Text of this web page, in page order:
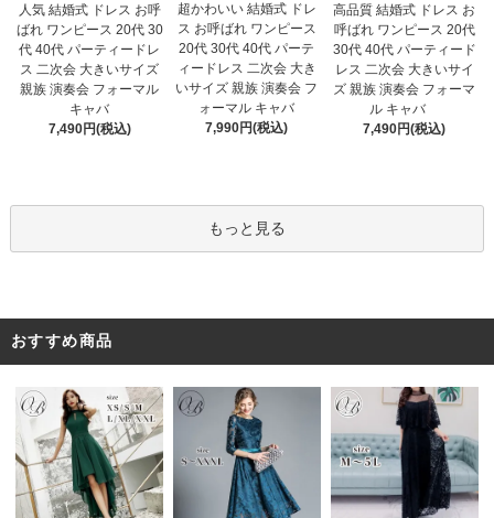
人気 結婚式 ドレス お呼
ばれ ワンピース 20代 30
代 40代 パーティードレ
ス 二次会 大きいサイズ
親族 演奏会 フォーマル
キャバ
7,490円(税込)
超かわいい 結婚式 ドレ
ス お呼ばれ ワンピース
20代 30代 40代 パーテ
ィードレス 二次会 大き
いサイズ 親族 演奏会 フ
ォーマル キャバ
7,990円(税込)
高品質 結婚式 ドレス お
呼ばれ ワンピース 20代
30代 40代 パーティード
レス 二次会 大きいサイ
ズ 親族 演奏会 フォーマ
ル キャバ
7,490円(税込)
もっと見る
おすすめ商品